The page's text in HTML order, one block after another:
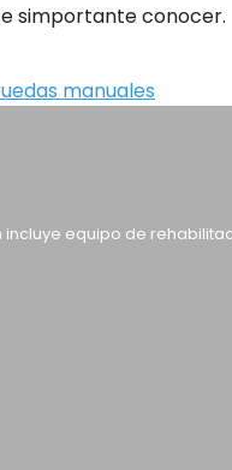
e simportante conocer.
manuales
equipo de